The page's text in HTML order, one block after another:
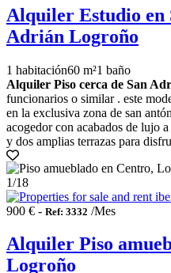
Alquiler Estudio en
Adrián Logroño
1 habitación60 m²1 baño
Alquiler Piso cerca de San
funcionarios o similar . este
en la exclusiva zona de san
acogedor con acabados de lujo
y dos amplias terrazas para
1/18
900 € - Ref: 3332 /Mes
Alquiler Piso
Logroño